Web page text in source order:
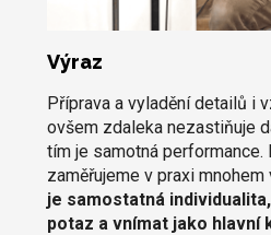
Výraz
Příprava a vyladění detailů i
ovšem zdaleka nezastiňuje
tím je samotná performance.
zaměřujeme v praxi mnohem
je samostatná
potaz a vnímat jako hlavní